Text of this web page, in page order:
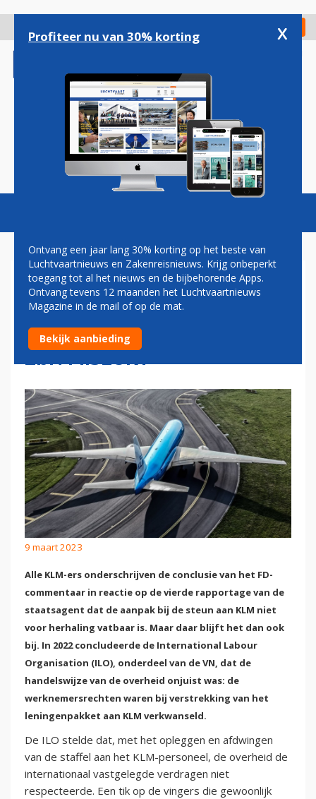
gaan
Check in
Magazine Podcasts Vacatures
OPINIE: DE
OVERHEIDSVOORWAARDEN
EN DE STAATSAGENT BIJ KLM
ZIJN MISLUKT
9 maart 2023
Alle KLM-ers onderschrijven de conclusie van het FD-
commentaar in reactie op de vierde rapportage van de
staatsagent dat de aanpak bij de steun aan KLM niet
voor herhaling vatbaar is. Maar daar blijft het dan ook
bij. In 2022 concludeerde de International Labour
Organisation (ILO), onderdeel van de VN, dat de
handelswijze van de overheid onjuist was: de
werknemersrechten waren bij verstrekking van het
leningenpakket aan KLM verkwanseld.
De ILO stelde dat, met het opleggen en afdwingen
van de staffel aan het KLM-personeel, de overheid de
internationaal vastgelegde verdragen niet
respecteerde. Een tik op de vingers die gewoonlijk
Profiteer nu van 30% korting x
Ontvang een jaar lang 30% korting op het beste van
Luchtvaartnieuws en Zakenreisnieuws. Krijg onbeperkt
toegang tot al het nieuws en de bijbehorende Apps.
Ontvang tevens 12 maanden het Luchtvaartnieuws
Magazine in de mail of op de mat.
Bekijk aanbieding